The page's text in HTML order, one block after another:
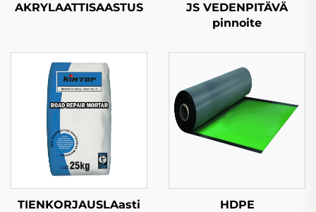
AKRYLAATTISAASTUS
JS VEDENPITÄVÄ
pinnoite
TIENKORJAUSLAasti
HDPE